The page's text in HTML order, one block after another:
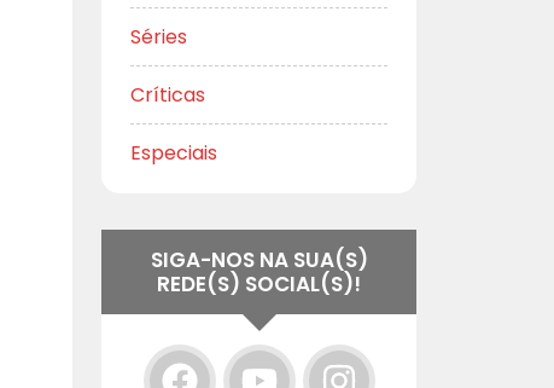
Séries
Críticas
Especiais
SIGA-NOS NA SUA(S)
REDE(S) SOCIAL(S)!